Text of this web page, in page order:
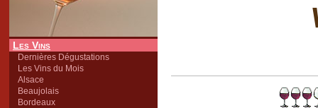
Les Vins
Dernières Dégustations
Les Vins du Mois
Alsace
Beaujolais
Bordeaux